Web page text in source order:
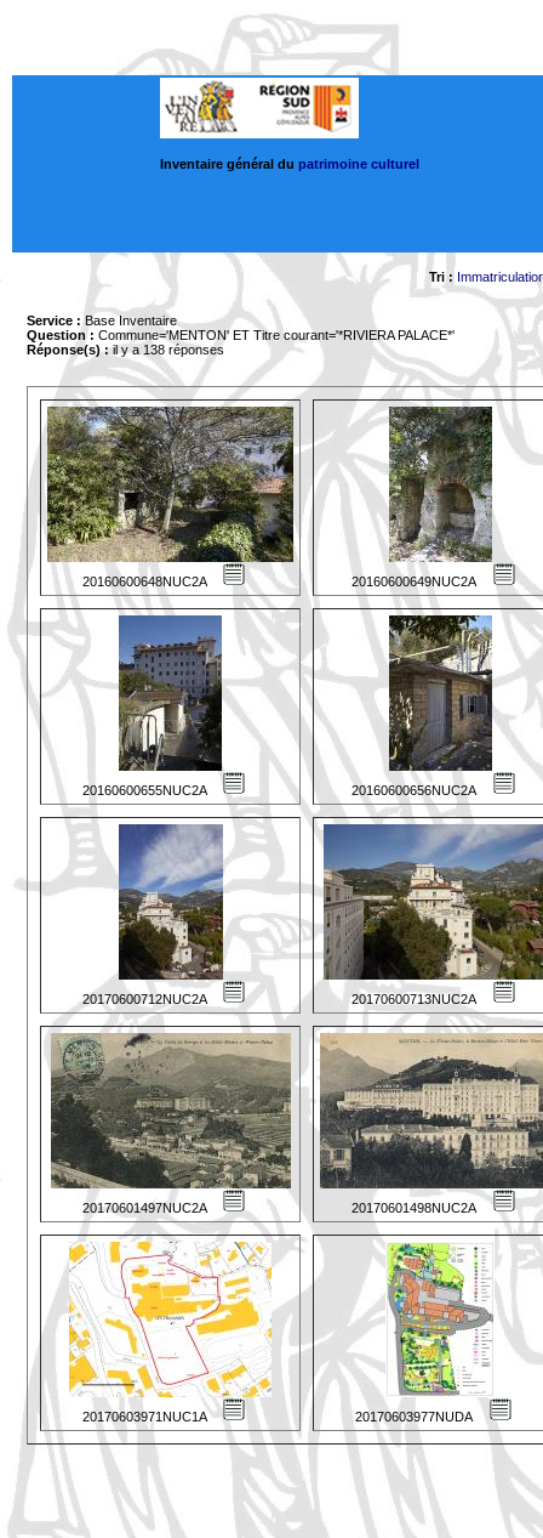
Inventaire général du patrimoine culturel
Tri :
Service : Base Inventaire
Question : Commune='MENTON' ET Titre courant='*RIVIERA PALACE*'
Réponse(s) :il y a 138 réponses
20160600648NUC2A 20160600649NUC2A
20160600655NUC2A 20160600656NUC2A
20170600712NUC2A 20170600713NUC2A
20170601497NUC2A 20170601498NUC2A
20170603971NUC1A 20170603977NUDA